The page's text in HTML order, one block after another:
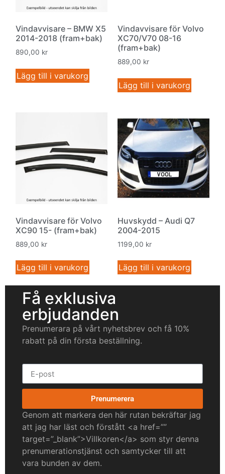
Vindavvisare – BMW X5
2014-2018 (fram+bak)
890,00 kr
Lägg till i varukorg
Vindavvisare för Volvo
XC70/V70 08-16
(fram+bak)
889,00 kr
Lägg till i varukorg
Vindavvisare för Volvo
XC90 15- (fram+bak)
889,00 kr
Lägg till i varukorg
Huvskydd – Audi Q7
2004-2015
1199,00 kr
Lägg till i varukorg
Få exklusiva
erbjudanden
Prenumerara på vårt nyhetsbrev och få 10%
rabatt på din första beställning.
Prenumerera
Genom att markera den här rutan bekräftar jag
att jag har läst och förstått <a href=””
target=”_blank”>Villkoren</a> som styr denna
prenumerationstjänst och samtycker till att
vara bunden av dem.